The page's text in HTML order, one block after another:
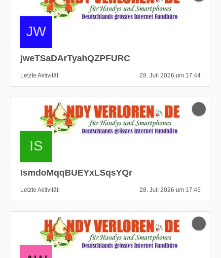
jweTSaDArTyahQZPFURC
Letzte Aktivität 28. Juli 2026 um 17:44
IsmdoMqqBUEYxLSqsYQr
Letzte Aktivität 28. Juli 2026 um 17:45